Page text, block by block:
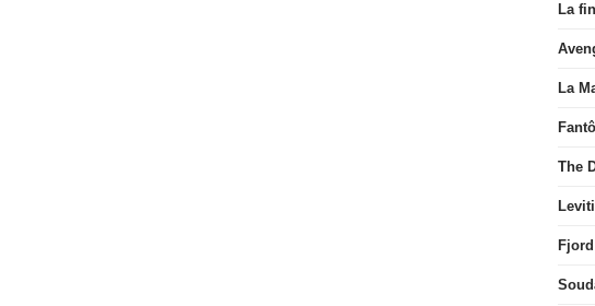
La
La
The
Fjord